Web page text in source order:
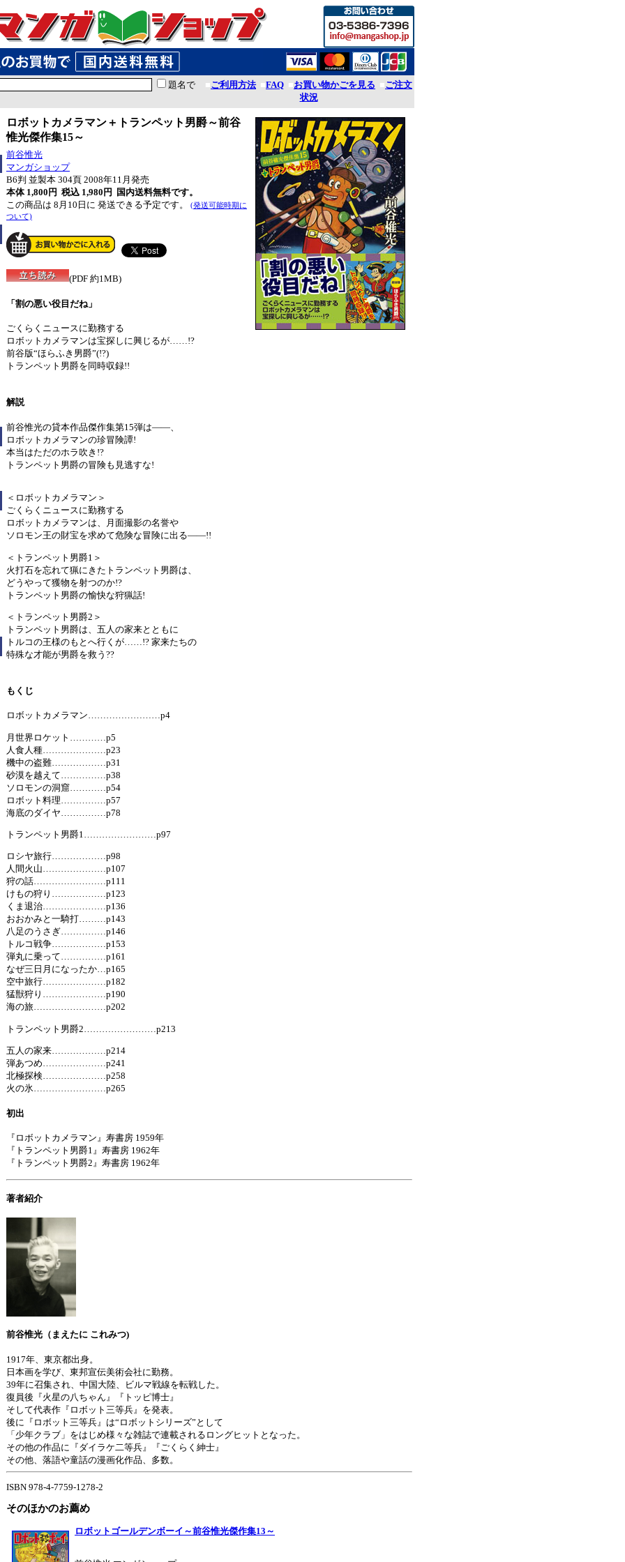
題名で ■ご利用方法■FAQ ■お買い物かごを見る ■ご注文
状況
ロボットカメラマン＋トランペット男爵～前谷
惟光傑作集15～
前谷惟光
マンガショップ
B6判 並製本 304頁 2008年11月発売
本体 1,800円 税込 1,980円
国内送料無料です。
この商品は 8月10日に 発送できる予定です。
(発送可能時期に
ついて)
(PDF 約1MB)
「割の悪い役目だね」
ごくらくニュースに勤務する
ロボットカメラマンは宝探しに興じるが……!?
前谷版“ほらふき男爵”(!?)
トランペット男爵を同時収録!!
解説
前谷惟光の貸本作品傑作集第15弾は――、
ロボットカメラマンの珍冒険譚!
本当はただのホラ吹き!?
トランペット男爵の冒険も見逃すな!
＜ロボットカメラマン＞
ごくらくニュースに勤務する
ロボットカメラマンは、月面撮影の名誉や
ソロモン王の財宝を求めて危険な冒険に出る――!!
＜トランペット男爵1＞
火打石を忘れて猟にきたトランペット男爵は、
どうやって獲物を射つのか!?
トランペット男爵の愉快な狩猟話!
＜トランペット男爵2＞
トランペット男爵は、五人の家来とともに
トルコの王様のもとへ行くが……!? 家来たちの
特殊な才能が男爵を救う??
もくじ
ロボットカメラマン……………………p4
月世界ロケット…………p5
人食人種…………………p23
機中の盗難………………p31
砂漠を越えて……………p38
ソロモンの洞窟…………p54
ロボット料理……………p57
海底のダイヤ……………p78
トランペット男爵1……………………p97
ロシヤ旅行………………p98
人間火山…………………p107
狩の話……………………p111
けもの狩り………………p123
くま退治…………………p136
おおかみと一騎打………p143
八足のうさぎ……………p146
トルコ戦争………………p153
弾丸に乗って……………p161
なぜ三日月になったか…p165
空中旅行…………………p182
猛獣狩り…………………p190
海の旅……………………p202
トランペット男爵2……………………p213
五人の家来………………p214
弾あつめ…………………p241
北極探検…………………p258
火の氷……………………p265
初出
『ロボットカメラマン』寿書房 1959年
『トランペット男爵1』寿書房 1962年
『トランペット男爵2』寿書房 1962年
著者紹介
前谷惟光（まえたに これみつ)
1917年、東京都出身。
日本画を学び、東邦宣伝美術会社に勤務。
39年に召集され、中国大陸、ビルマ戦線を転戦した。
復員後『火星の八ちゃん』『トッピ博士』
そして代表作『ロボット三等兵』を発表。
後に『ロボット三等兵』は“ロボットシリーズ”として
「少年クラブ」をはじめ様々な雑誌で連載されるロングヒットとなった。
その他の作品に『ダイラケ二等兵』『ごくらく紳士』
その他、落語や童話の漫画化作品、多数。
ISBN 978-4-7759-1278-2
そのほかのお薦め
ロボットゴールデンボーイ～前谷惟光傑作集13～